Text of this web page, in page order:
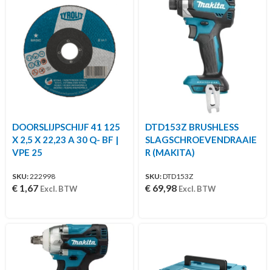
DOORSLIJPSCHIJF 41 125
X 2,5 X 22,23 A 30 Q- BF |
VPE 25
SKU:222998
€ 1,67 Excl. BTW
DTD153Z BRUSHLESS
SLAGSCHROEVENDRAAIE
R (MAKITA)
SKU:DTD153Z
€ 69,98 Excl. BTW